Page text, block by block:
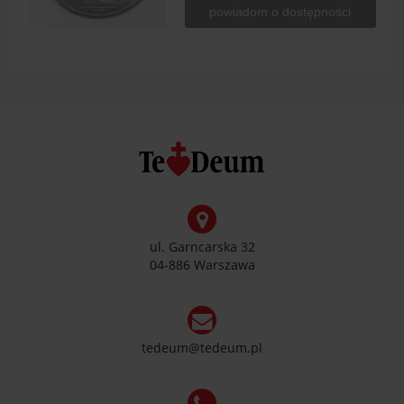
powiadom o dostępności
ul. Garncarska 32
04-886 Warszawa
tedeum@tedeum.pl